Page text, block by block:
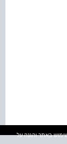
באתר והגנה על